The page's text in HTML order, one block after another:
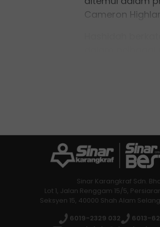
Cameron
"Saya melihat
berinteraksi
Sinar Karangkraf Sdn.
Lot 1, Jalan Renggam 15/5,
Seksyen 15, 40000 Shah Alam
6019-2329 032
6013-